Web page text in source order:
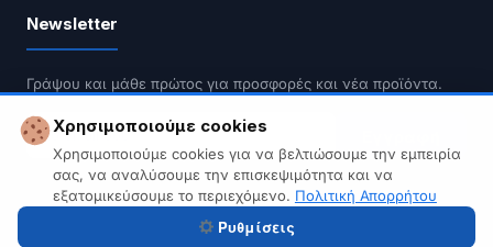
Newsletter
Γράψου και μάθε πρώτος για προσφορές και νέα προϊόντα.
Δεν κάνουμε spam. Διαγραφή οποιαδήποτε στιγμή.
Χρησιμοποιούμε cookies
Χρησιμοποιούμε cookies για να βελτιώσουμε την εμπειρία
σας, να αναλύσουμε την επισκεψιμότητα και να
εξατομικεύσουμε το περιεχόμενο. Πολιτική Απορρήτου
Ρυθμίσεις